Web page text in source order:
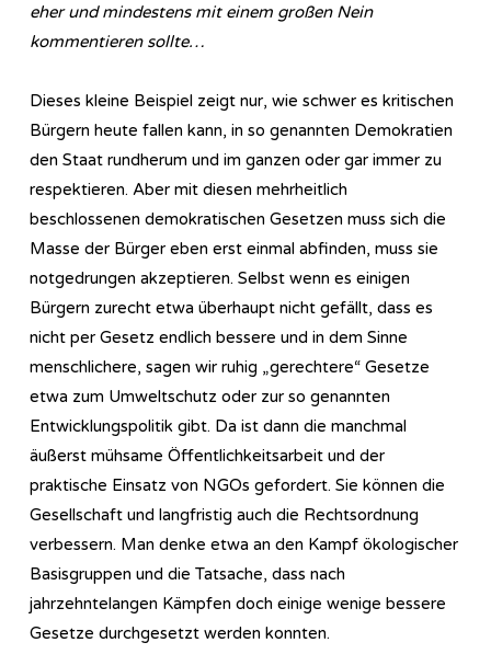
eher und mindestens mit einem großen Nein
kommentieren sollte…
Dieses kleine Beispiel zeigt nur, wie schwer es kritischen
Bürgern heute fallen kann, in so genannten Demokratien
den Staat rundherum und im ganzen oder gar immer zu
respektieren. Aber mit diesen mehrheitlich
beschlossenen demokratischen Gesetzen muss sich die
Masse der Bürger eben erst einmal abfinden, muss sie
notgedrungen akzeptieren. Selbst wenn es einigen
Bürgern zurecht etwa überhaupt nicht gefällt, dass es
nicht per Gesetz endlich bessere und in dem Sinne
menschlichere, sagen wir ruhig „gerechtere“ Gesetze
etwa zum Umweltschutz oder zur so genannten
Entwicklungspolitik gibt. Da ist dann die manchmal
äußerst mühsame Öffentlichkeitsarbeit und der
praktische Einsatz von NGOs gefordert. Sie können die
Gesellschaft und langfristig auch die Rechtsordnung
verbessern. Man denke etwa an den Kampf ökologischer
Basisgruppen und die Tatsache, dass nach
jahrzehntelangen Kämpfen doch einige wenige bessere
Gesetze durchgesetzt werden konnten.